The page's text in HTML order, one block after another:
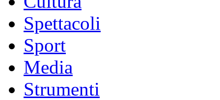
Spettacoli
Sport
Media
Strumenti